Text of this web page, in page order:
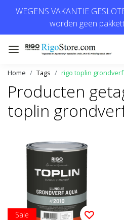
WEGENS VAKANTIE
worden geen
Home Tags rigo toplin grondverf
Producten
toplin
Sale